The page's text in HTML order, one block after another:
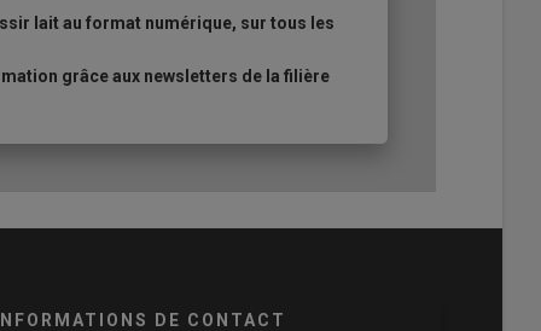
lait au format numérique, sur tous les
grâce aux newsletters de la filière
INFORMATIONS DE CONTACT